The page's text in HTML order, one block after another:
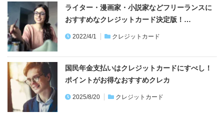
ライター・漫画家・小説家などフリーランスに
おすすめなクレジットカード決定版！…
2022/4/1 クレジットカード
国民年金支払いはクレジットカードにすべし！
ポイントがお得なおすすめクレカ
2025/8/20 クレジットカード